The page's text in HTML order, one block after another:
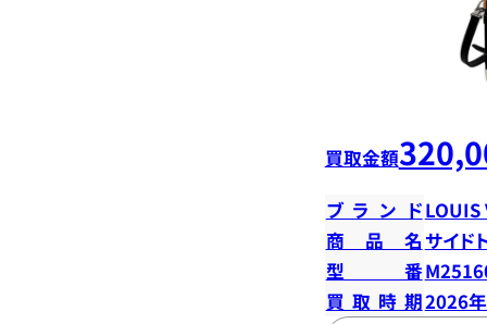
買取金額
ブランドLOUIS
商品名 サイド
型番
買取時期2026